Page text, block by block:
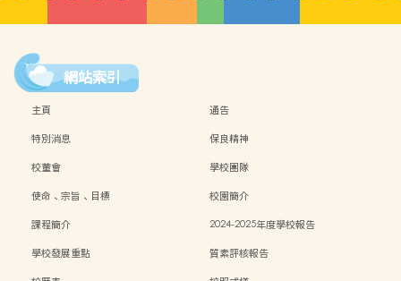
網站索引
主頁
通告
特別消息
保良精神
校董會
學校團隊
使命、宗旨、目標
校園簡介
課程簡介
2024-2025年度學校報告
學校發展重點
質素評核報告